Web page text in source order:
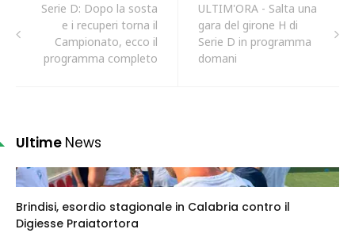
Serie D: Dopo la sosta
e i recuperi torna il
Campionato, ecco il
programma completo
ULTIM'ORA - Salta una
gara del girone H di
Serie D in programma
domani
Ultime News
Brindisi, esordio stagionale in Calabria contro il
Digiesse Praiatortora